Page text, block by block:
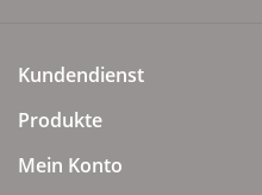
Kundendienst
Produkte
Mein Konto